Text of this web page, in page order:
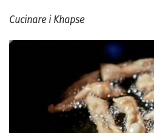
Cucinare i Khapse